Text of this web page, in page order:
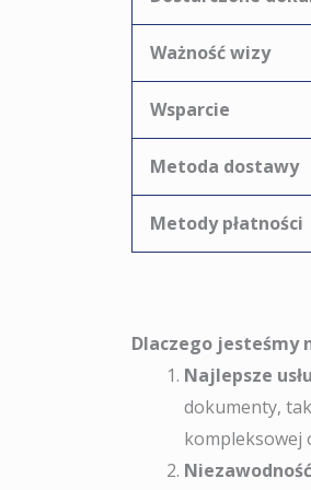
Ważność wizy
Wsparcie
Metoda dostawy
Metody płatności
Dlaczego jesteśmy
Najlepsze
dokumenty,
kompleksowej